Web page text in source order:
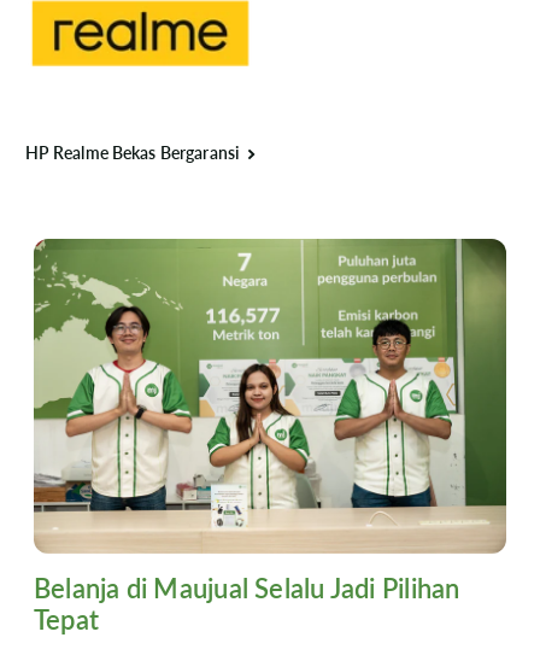
HP Realme Bekas Bergaransi
Belanja di Maujual Selalu Jadi Pilihan
Tepat